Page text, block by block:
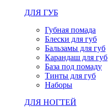
ДЛЯ ГУБ
Губная помада
Блески для губ
Бальзамы для губ
Карандаш для губ
База под помаду
Тинты для губ
Наборы
ДЛЯ НОГТЕЙ